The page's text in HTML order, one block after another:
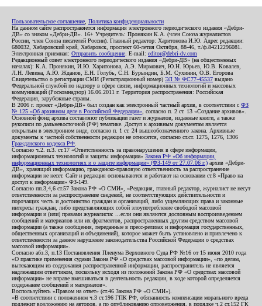
Пользовательское соглашение Политика конфиденциальности
На данном сайте распространяется информация электронного периодического издания «Дебри-
ДВ» со знаком «Дебри-ДВ». 16+ Учредитель: Пронякин К.А. (член Союза журналистов
России, член Союза писателей России). Главный редактор: Харитонова И.Ю. Адрес редакции:
680032, Хабаровский край, Хабаровск, проспект 60-летия Октября, 88-46, т./ф.84212296081.
Электронная приемная: Отправить сообщение . E-mail: editor@debri-dv.com
Редакционный совет электронного периодического издания «Дебри-ДВ» (на общественных
началах): К.А. Пронякин, И.Ю. Харитонова, А.Э. Мирмович, Ю.Н. Юрьев, Ю.В. Ковалев,
Л.Н. Левина, А.Ю. Жданов, Е.Н. Голубь, С.Н. Бурындин, Б.М. Сухинин, О.В. Егорова
Свидетельство о регистрации СМИ (Регистрационный номер) ЭЛ № ФС77-45537 выдано
Федеральной службой по надзору в сфере связи, информационных технологий и массовых
коммуникаций (Роскомнадзор) 16.06.2011 г. Территория распространения: Российская
Федерация, зарубежные страны.
В 2006 г. проект «Дебри-ДВ» был создан как электронный частный архив, в соответствии с ФЗ
№ 125 «Об архивном деле в Российской Федерации» , согласно п. 2 ст. 13 «Создание архивов».
Основной фонд архива составляют публикации газет и журналов, изданные книги, а также
рукописи по дальневосточной (РФ) тематике. Доступ к архивным документам является
открытым в электронном виде, согласно п. 1 ст. 24 вышеобозначенного закона. Архивные
документы к частной собственности редакции не относятся, согласно ст.ст. 1275, 1276, 1306
Гражданского кодекса РФ
Согласно ч.2. п.3. ст.17 «Ответственность за правонарушения в сфере информации,
информационных технологий и защиты информации» Закона РФ «Об информации,
информационных технологиях и о защите информации» (ФЗ-149 от 27.07.06 г.) архив «Дебри-
ДВ», хранящий информацию, гражданско-правовую ответственность за распространение
информации не несет. Сайт и редакция основываются и работают на основании ст.8 «Право на
доступ к информации» ФЗ-149.
Согласно пп.3,4,6 ст.57 Закона РФ «О СМИ», «Редакция, главный редактор, журналист не несут
ответственности за распространение сведений, не соответствующих действительности и
порочащих честь и достоинство граждан и организаций, либо ущемляющих права и законные
интересы граждан, либо представляющих собой злоупотребление свободой массовой
информации и (или) правами журналиста: ...если они являются дословным воспроизведением
сообщений и материалов или их фрагментов, распространенных другим средством массовой
информации (а также сообщения, переданные в пресс-релизах и информация государственных,
общественных организаций и объединений), которое может быть установлено и привлечено к
ответственности за данное нарушение законодательства Российской Федерации о средствах
массовой информации».
Согласно абз.3, п.13 Постановления Пленума Верховного Суда РФ №16 от 15 июня 2010 года
«О практике применения судами Закона РФ «О средствах массовой информации», «по делам,
вытекающим из содержания распространенной информации, распространитель не является
надлежащим ответчиком, поскольку исходя из положений Закона РФ «О средствах массовой
информации» не вправе вмешиваться в деятельность редакции, в ходе которой определяется
содержание сообщений и материалов».
Воспользуйтесь «Правом на ответ» (ст.46 Закона РФ «О СМИ»).
«В соответствии с положением ч.3 ст.196 ГПК РФ, обязанность компенсации морального вреда
подлежит возложению на авторов, а по опубликованию опровержения, в порядке ч.2 ст.152 ГК